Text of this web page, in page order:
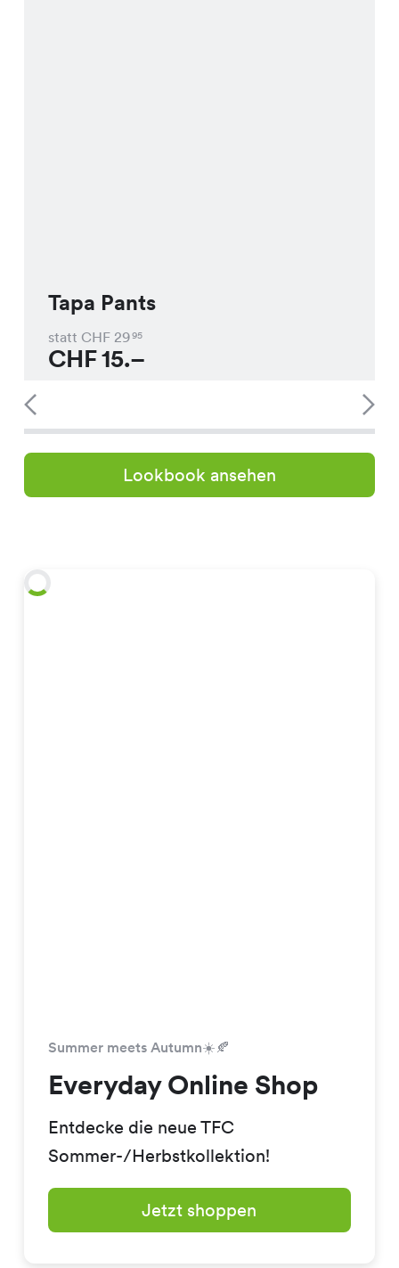
Tapa Pants
statt CHF 2995
CHF15.–
Lookbook ansehen
Summer meets Autumn☀️🍂
Everyday Online Shop
Entdecke die neue TFC
Sommer-/Herbstkollektion!
Jetzt shoppen